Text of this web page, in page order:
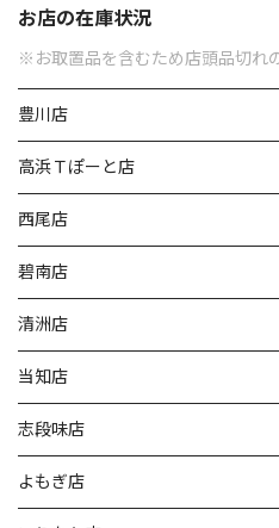
お店の在庫状況
※お取置品を含むため店頭品切れ
豊川店
高浜Ｔぽーと店
西尾店
碧南店
清洲店
当知店
志段味店
よもぎ店